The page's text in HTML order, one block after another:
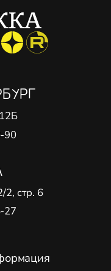
90
стр. 6
27